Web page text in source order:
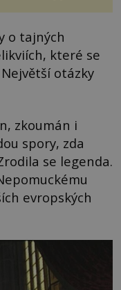
o tajných
které se
otázky
zkoumán i
spory, zda
se legenda.
evropských